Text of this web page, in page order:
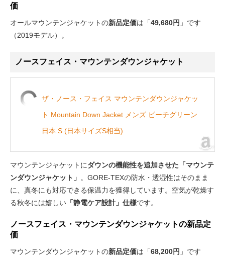
価
オールマウンテンジャケットの新品定価は「49,680円 」です
（2019モデル）。
ノースフェイス・マウンテンダウンジャケット
ザ・ノース・フェイス マウンテンダウンジャケッ
ト Mountain Down Jacket メンズ ビーチグリーン
日本 S (日本サイズS相当)
マウンテンジャケットにダウンの機能性を追加させた「マウンテ
ンダウンジャケット」 。GORE-TEXの防水・透湿性はそのまま
に、真冬にも対応できる保温力を獲得しています。空気が乾燥す
る秋冬には嬉しい 「静電ケア設計」仕様です。
ノースフェイス・マウンテンダウンジャケットの新品定
価
マウンテンダウンジャケットの新品定価は「68,200円 」です